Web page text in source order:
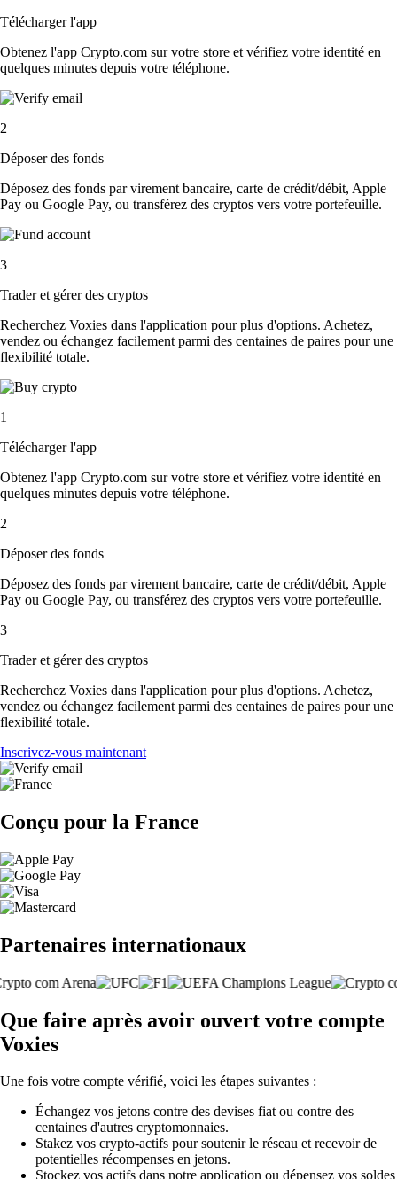
Télécharger l'app
Obtenez l'app Crypto.com sur votre store et vérifiez votre identité en
quelques minutes depuis votre téléphone.
2
Déposer des fonds
Déposez des fonds par virement bancaire, carte de crédit/débit, Apple
Pay ou Google Pay, ou transférez des cryptos vers votre portefeuille.
3
Trader et gérer des cryptos
Recherchez Voxies dans l'application pour plus d'options. Achetez,
vendez ou échangez facilement parmi des centaines de paires pour une
flexibilité totale.
1
Télécharger l'app
Obtenez l'app Crypto.com sur votre store et vérifiez votre identité en
quelques minutes depuis votre téléphone.
2
Déposer des fonds
Déposez des fonds par virement bancaire, carte de crédit/débit, Apple
Pay ou Google Pay, ou transférez des cryptos vers votre portefeuille.
3
Trader et gérer des cryptos
Recherchez Voxies dans l'application pour plus d'options. Achetez,
vendez ou échangez facilement parmi des centaines de paires pour une
flexibilité totale.
Inscrivez-vous maintenant
Conçu pour la France
Partenaires internationaux
Que faire après avoir ouvert votre compte
Voxies
Une fois votre compte vérifié, voici les étapes suivantes :
Échangez vos jetons contre des devises fiat ou contre des
centaines d'autres cryptomonnaies.
Stakez vos crypto-actifs pour soutenir le réseau et recevoir de
potentielles récompenses en jetons.
Stockez vos actifs dans notre application ou dépensez vos soldes